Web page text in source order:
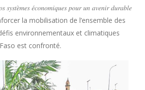
𝑠𝑦𝑠𝑡𝑒̀𝑚𝑒𝑠 𝑒́𝑐𝑜𝑛𝑜𝑚𝑖𝑞𝑢𝑒𝑠 𝑝𝑜𝑢𝑟 𝑢𝑛 𝑎𝑣𝑒𝑛𝑖𝑟 𝑑𝑢𝑟𝑎𝑏𝑙𝑒
la mobilisation de l’ensemble des
environnementaux et climatiques
est confronté.